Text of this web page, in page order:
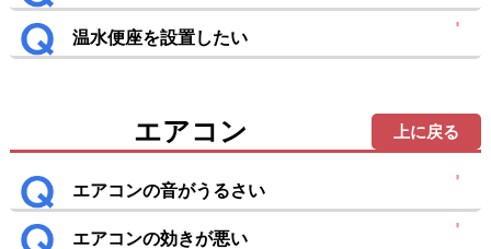
温水便座を設置したい
エアコン 上に戻る
エアコンの音がうるさい
エアコンの効きが悪い